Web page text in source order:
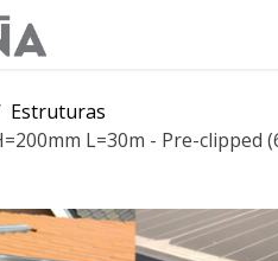
Estruturas
L=30m - Pre-clipped